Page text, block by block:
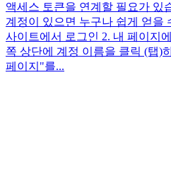
액세스 토큰을 연계할 필요가 있
계정이 있으면 누구나 쉽게 얻을
사이트에서 로그인 2. 내 페이지
쪽 상단에 계정 이름을 클릭 (탭)
페이지"를...